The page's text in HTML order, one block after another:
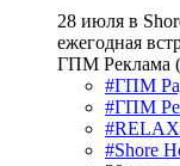
28 июля в
ежегодная
ГПМ Реклама
#ГПМ
#ГПМ
#Shore